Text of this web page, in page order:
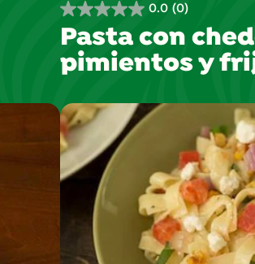
0.0 (0)
0.0
de
5
estrellas.
Pasta con
pimientos y